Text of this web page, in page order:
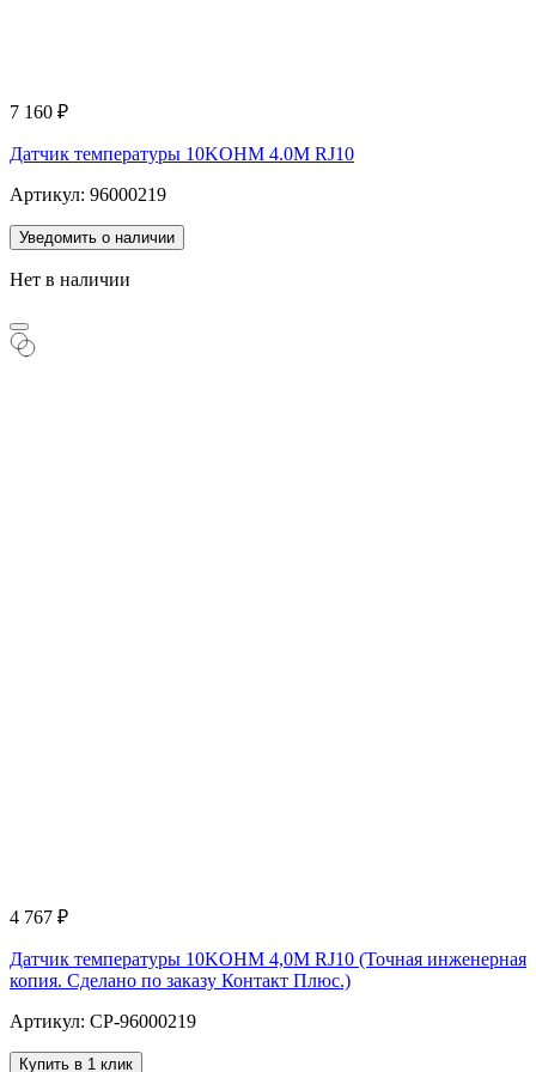
7 160 ₽
Датчик температуры 10KOHM 4.0M RJ10
Артикул: 96000219
Уведомить о наличии
Нет в наличии
4 767 ₽
Датчик температуры 10KOHM 4,0M RJ10 (Точная инженерная
копия. Cделано по заказу Контакт Плюс.)
Артикул: CP-96000219
Купить в 1 клик